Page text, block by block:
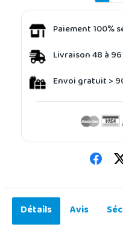
Paiement 100%
Livraison 48 à
Envoi gratuit >
Détails Avis